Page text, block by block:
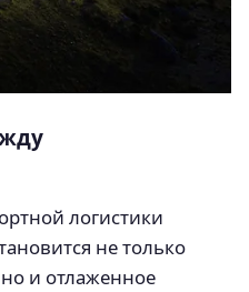
логистики
не только
и отлаженное